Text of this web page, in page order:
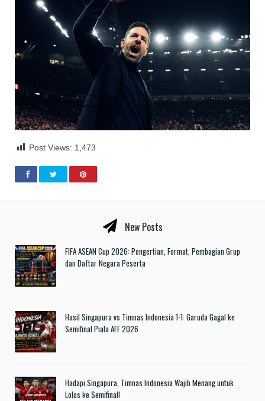
Post Views: 1,473
New Posts
FIFA ASEAN Cup 2026: Pengertian, Format, Pembagian Grup
dan Daftar Negara Peserta
Hasil Singapura vs Timnas Indonesia 1-1: Garuda Gagal ke
Semifinal Piala AFF 2026
Hadapi Singapura, Timnas Indonesia Wajib Menang untuk
Lolos ke Semifinal!